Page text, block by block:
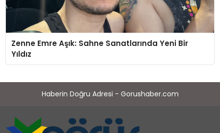
Zenne Emre Aşık: Sahne Sanatlarında Yeni Bir
Yıldız
Haberin Doğru Adresi - Gorushaber.com